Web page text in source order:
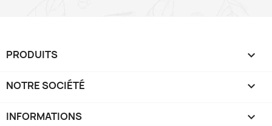
PRODUITS 
NOTRE SOCIÉTÉ 
INFORMATIONS keyboard_arrow_down